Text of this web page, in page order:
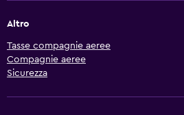
Altro
Tasse compagnie aeree
Compagnie aeree
Sicurezza